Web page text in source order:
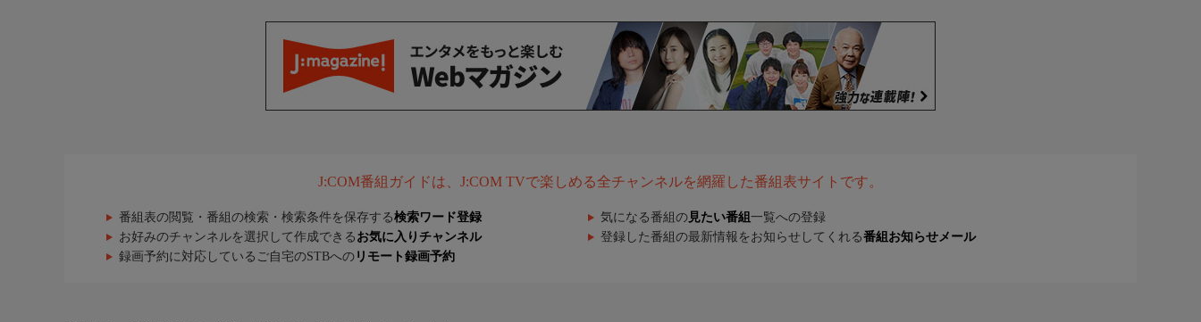
J:COM番組ガイドは、J:COM TVで楽しめる全チャンネルを網羅した番組表サイトです。
番組表の閲覧・番組の検索・検索条件を保存する検索ワード登録 気になる番組の 見たい番組 一覧への登録
お好みのチャンネルを選択して作成できる お気に入りチャンネル 登録した番組の最新情報をお知らせしてくれる番組お知らせメール
録画予約に対応しているご自宅のSTBへの リモート録画予約